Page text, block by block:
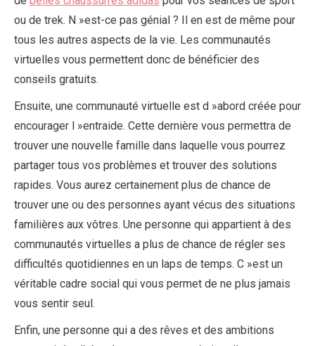
ou de trek. N »est-ce pas génial ? Il en est de même pour
tous les autres aspects de la vie. Les communautés
virtuelles vous permettent donc de bénéficier des
conseils gratuits.
Ensuite, une communauté virtuelle est d »abord créée pour
encourager l »entraide. Cette dernière vous permettra de
trouver une nouvelle famille dans laquelle vous pourrez
partager tous vos problèmes et trouver des solutions
rapides. Vous aurez certainement plus de chance de
trouver une ou des personnes ayant vécus des situations
familières aux vôtres. Une personne qui appartient à des
communautés virtuelles a plus de chance de régler ses
difficultés quotidiennes en un laps de temps. C »est un
véritable cadre social qui vous permet de ne plus jamais
vous sentir seul.
Enfin, une personne qui a des rêves et des ambitions